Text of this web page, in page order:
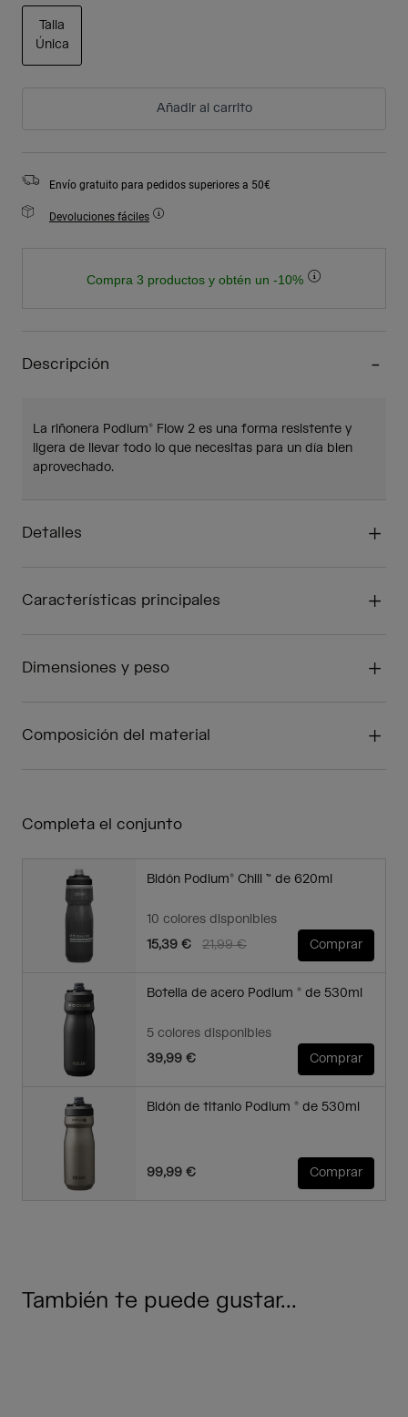
Talla
Única
Añadir al carrito
Envío gratuito para pedidos superiores a 50€
Devoluciones fáciles
Compra 3 productos y obtén un -10%
Descripción
La riñonera Podium® Flow 2 es una forma resistente y
ligera de llevar todo lo que necesitas para un día bien
aprovechado.
Detalles
Características principales
Dimensiones y peso
Composición del material
Completa el conjunto
Bidón Podium® Chill ™ de 620ml
10 colores disponibles
Price reduced from
21,99 €to
15,39 € Comprar
Botella de acero Podium ® de 530ml
5 colores disponibles
39,99 €
Comprar
Bidón de titanio Podium ® de 530ml
99,99 € Comprar
También te puede gustar...